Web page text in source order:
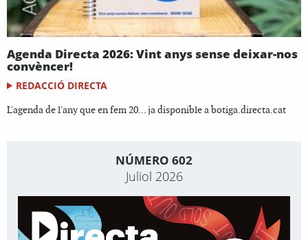
Agenda Directa 2026: Vint anys sense deixar-nos
convèncer!
REDACCIÓ DIRECTA
L'agenda de l'any que en fem 20... ja disponible a botiga.directa.cat
NÚMERO 602
Juliol 2026